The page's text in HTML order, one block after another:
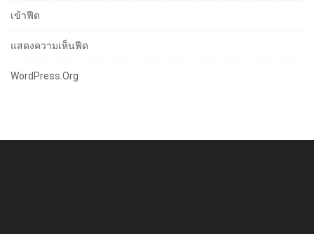
เข้าฟีด
แสดงความเห็นฟีด
WordPress.org